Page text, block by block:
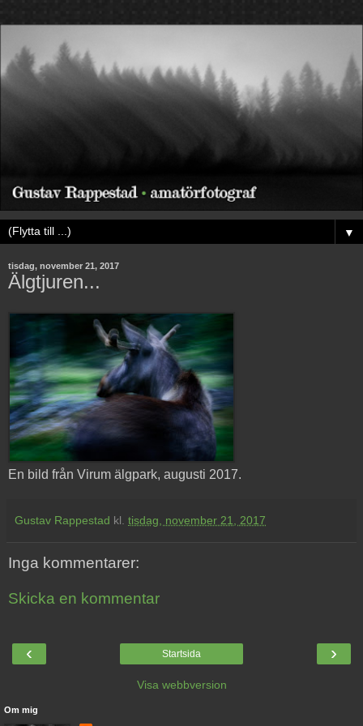
▼
tisdag, november 21, 2017
Älgtjuren...
En bild från Virum älgpark, augusti 2017.
Gustav Rappestad kl. tisdag, november 21, 2017
Inga kommentarer:
Skicka en kommentar
‹ ›
Startsida
Visa webbversion
Om mig